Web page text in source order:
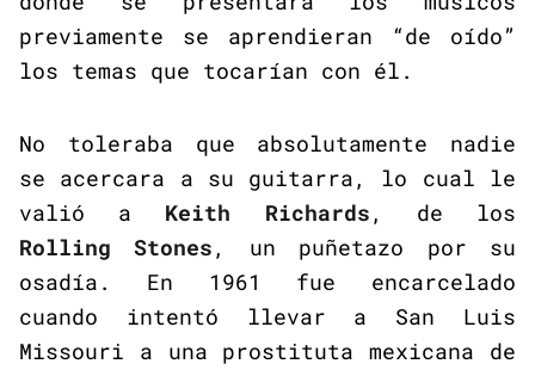
previamente se aprendieran “de oído”
los temas que tocarían con él.
No toleraba que absolutamente nadie
se acercara a su guitarra, lo cual le
valió a Keith Richards, de los
Rolling Stones, un puñetazo por su
osadía. En 1961 fue encarcelado
cuando intentó llevar a San Luis
Missouri a una prostituta mexicana de